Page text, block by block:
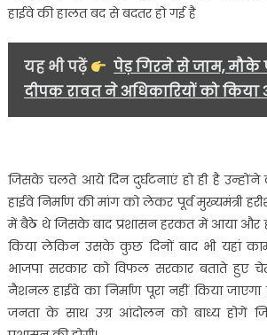
हाईवे की हालत बद से बदतर हो गई है
यह भी पढ़ें
पेड़ गिरने से जाम,
दीपक रावत ने अधिकारियों को किया
जिसके चलते आये दिन दुर्घटनाएं हो ही है उन्होंने
हाईवे निर्माण की मांग को लेकर पूर्व मुख्यमंत्री
में बैठे थे जिसके बाद प्रशासन हरकत में आया
किया लेकिन उसके कुछ दिनों बाद भी यहां
भाजपा सरकार को विफल सरकार बताते हुए
नैशनल हाईवे का निर्माण पूरा नहीं किया
जनता के साथ उग्र आंदोलन को बाध्य होगें